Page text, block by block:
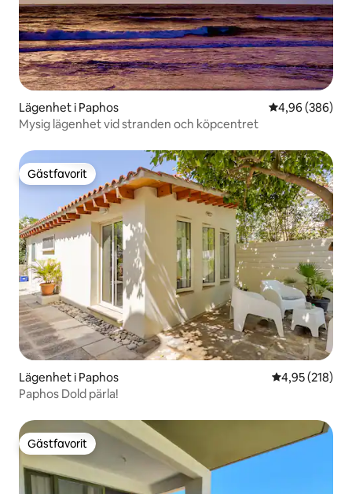
Lägenhet i Paphos 4,96 av 5 i
4,96 (386)
Mysig lägenhet vid stranden och köpcentret
Gästfavorit
Gästfavorit
Lägenhet i Paphos 4,95 av 5 i
4,95 (218)
Paphos Dold pärla!
Gästfavorit
Gästfavorit